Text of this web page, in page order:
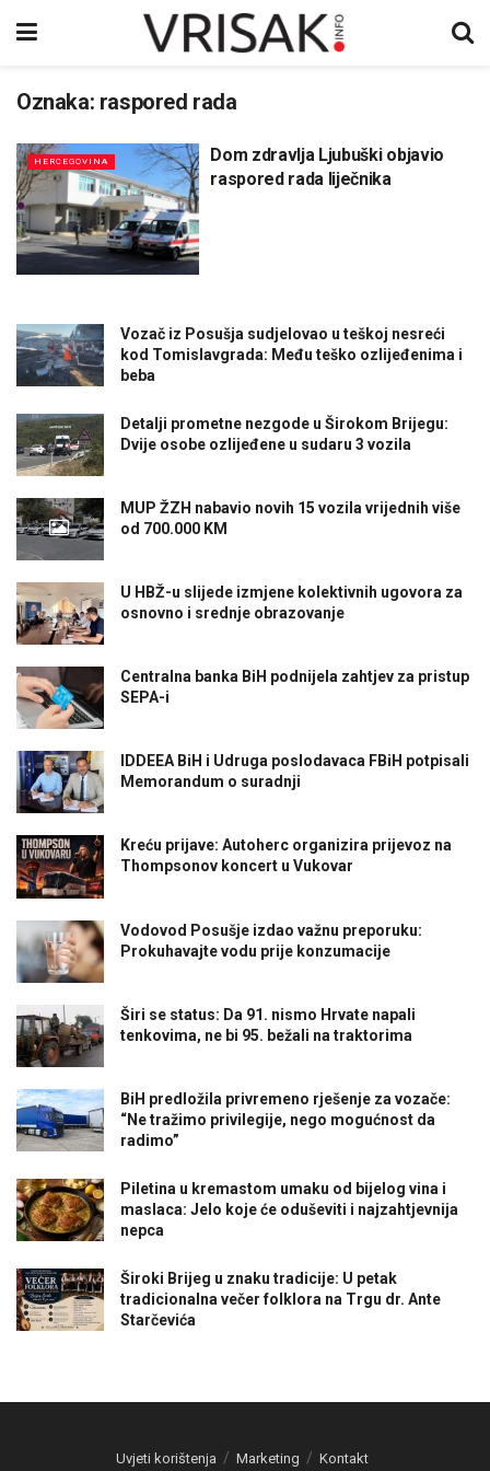
Oznaka: raspored rada
HERCEGOVINA
Dom zdravlja Ljubuški objavio
raspored rada liječnika
Vozač iz Posušja sudjelovao u teškoj nesreći
kod Tomislavgrada: Među teško ozlijeđenima i
beba
Detalji prometne nezgode u Širokom Brijegu:
Dvije osobe ozlijeđene u sudaru 3 vozila
MUP ŽZH nabavio novih 15 vozila vrijednih više
od 700.000 KM
U HBŽ-u slijede izmjene kolektivnih ugovora za
osnovno i srednje obrazovanje
Centralna banka BiH podnijela zahtjev za pristup
SEPA-i
IDDEEA BiH i Udruga poslodavaca FBiH potpisali
Memorandum o suradnji
Kreću prijave: Autoherc organizira prijevoz na
Thompsonov koncert u Vukovar
Vodovod Posušje izdao važnu preporuku:
Prokuhavajte vodu prije konzumacije
Širi se status: Da 91. nismo Hrvate napali
tenkovima, ne bi 95. bežali na traktorima
BiH predložila privremeno rješenje za vozače:
“Ne tražimo privilegije, nego mogućnost da
radimo”
Piletina u kremastom umaku od bijelog vina i
maslaca: Jelo koje će oduševiti i najzahtjevnija
nepca
Široki Brijeg u znaku tradicije: U petak
tradicionalna večer folklora na Trgu dr. Ante
Starčevića
Uvjeti korištenja Marketing Kontakt